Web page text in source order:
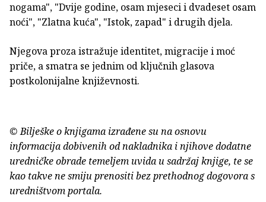
nogama", "Dvije godine, osam mjeseci i dvadeset osam
noći", "Zlatna kuća", "Istok, zapad" i drugih djela.
Njegova proza istražuje identitet, migracije i moć
priče, a smatra se jednim od ključnih glasova
postkolonijalne književnosti.
© Bilješke o knjigama izrađene su na osnovu
informacija dobivenih od nakladnika i njihove dodatne
uredničke obrade temeljem uvida u sadržaj knjige, te se
kao takve ne smiju prenositi bez prethodnog dogovora s
uredništvom portala.